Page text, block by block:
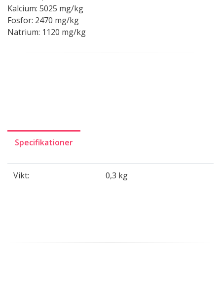
Kalcium: 5025 mg/kg
Fosfor: 2470 mg/kg
Natrium: 1120 mg/kg
Specifikationer
Vikt: 0,3 kg